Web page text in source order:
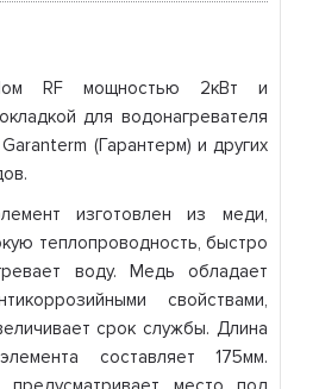
RF мощностью 2кВт и
для водонагревателя
(Гарантерм) и других
изготовлен из меди,
теплопроводность, быстро
воду. Медь обладает
свойствами,
срок службы. Длина
составляет 175мм.